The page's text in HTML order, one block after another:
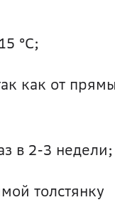
°С;
как от
в 2-3 недели;
толстянку